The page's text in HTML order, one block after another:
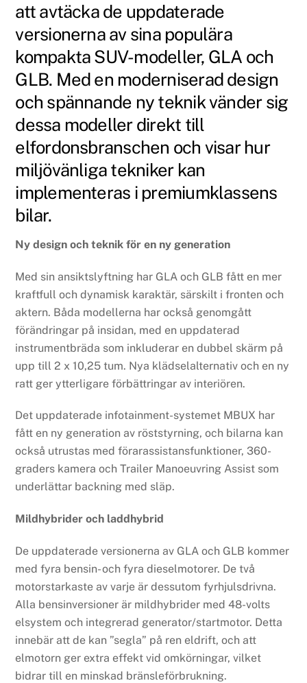
att avtäcka de uppdaterade
versionerna av sina populära
kompakta SUV-modeller, GLA och
GLB. Med en moderniserad design
och spännande ny teknik vänder sig
dessa modeller direkt till
elfordonsbranschen och visar hur
miljövänliga tekniker kan
implementeras i premiumklassens
bilar.
Ny design och teknik för en ny generation
Med sin ansiktslyftning har GLA och GLB fått en mer
kraftfull och dynamisk karaktär, särskilt i fronten och
aktern. Båda modellerna har också genomgått
förändringar på insidan, med en uppdaterad
instrumentbräda som inkluderar en dubbel skärm på
upp till 2 x 10,25 tum. Nya klädselalternativ och en ny
ratt ger ytterligare förbättringar av interiören.
Det uppdaterade infotainment-systemet MBUX har
fått en ny generation av röststyrning, och bilarna kan
också utrustas med förarassistansfunktioner, 360-
graders kamera och Trailer Manoeuvring Assist som
underlättar backning med släp.
Mildhybrider och laddhybrid
De uppdaterade versionerna av GLA och GLB kommer
med fyra bensin- och fyra dieselmotorer. De två
motorstarkaste av varje är dessutom fyrhjulsdrivna.
Alla bensinversioner är mildhybrider med 48-volts
elsystem och integrerad generator/startmotor. Detta
innebär att de kan ”segla” på ren eldrift, och att
elmotorn ger extra effekt vid omkörningar, vilket
bidrar till en minskad bränsleförbrukning.